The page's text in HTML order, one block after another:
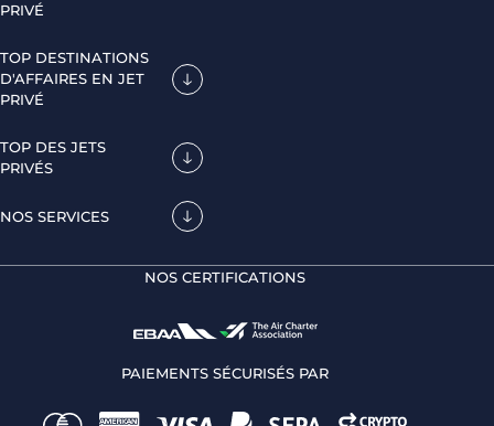
PRIVÉ
TOP DESTINATIONS
D'AFFAIRES EN JET
PRIVÉ
TOP DES JETS
PRIVÉS
NOS SERVICES
NOS CERTIFICATIONS
PAIEMENTS SÉCURISÉS PAR